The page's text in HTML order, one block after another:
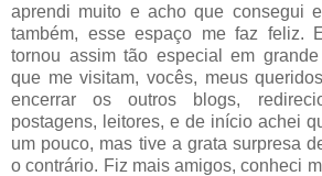
aprendi muito e acho que consegui
também, esse espaço me faz feliz.
tornou assim tão especial em
que me visitam, vocês, meus
encerrar os outros blogs,
postagens, leitores, e de início achei
um pouco, mas tive a grata surpresa
o contrário. Fiz mais amigos, conheci